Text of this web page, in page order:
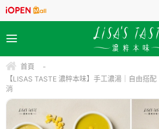
首頁
-
【LISAS TASTE 濃粹本味】手工濃湯｜自由搭
消